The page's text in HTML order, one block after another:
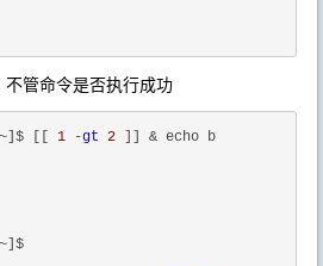
管命令是否执行成功
[[ 1 -gt 2 ]] & echo b